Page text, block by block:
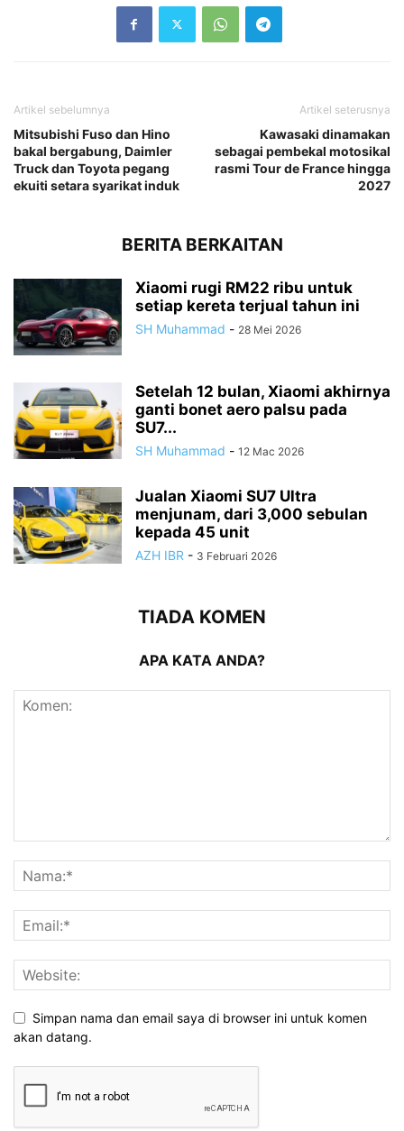
Artikel sebelumnya
Mitsubishi Fuso dan Hino
bakal bergabung, Daimler
Truck dan Toyota pegang
ekuiti setara syarikat induk
Artikel seterusnya
Kawasaki dinamakan
sebagai pembekal motosikal
rasmi Tour de France hingga
2027
BERITA BERKAITAN
Xiaomi rugi RM22 ribu untuk
setiap kereta terjual tahun ini
SH Muhammad - 28 Mei 2026
Setelah 12 bulan, Xiaomi akhirnya
ganti bonet aero palsu pada
SU7...
SH Muhammad - 12 Mac 2026
Jualan Xiaomi SU7 Ultra
menjunam, dari 3,000 sebulan
kepada 45 unit
AZH IBR - 3 Februari 2026
TIADA KOMEN
APA KATA ANDA?
Simpan nama dan email saya di browser ini untuk komen
akan datang.